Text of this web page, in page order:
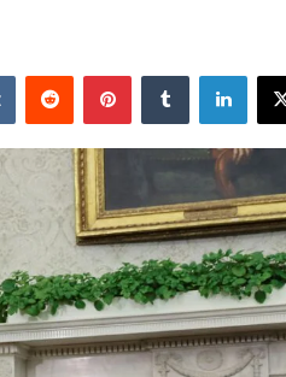
‫X لينكدإن ‏Tumblr بينتيريست ‏Reddit